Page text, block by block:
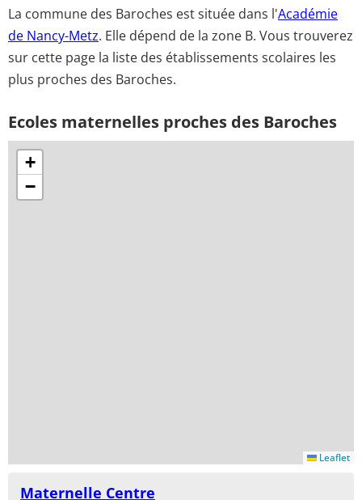
La commune des Baroches est située dans l'Académie
de Nancy-Metz. Elle dépend de la zone B. Vous trouverez
sur cette page la liste des établissements scolaires les
plus proches des Baroches.
Ecoles maternelles proches des Baroches
+
−
Leaflet
Maternelle Centre